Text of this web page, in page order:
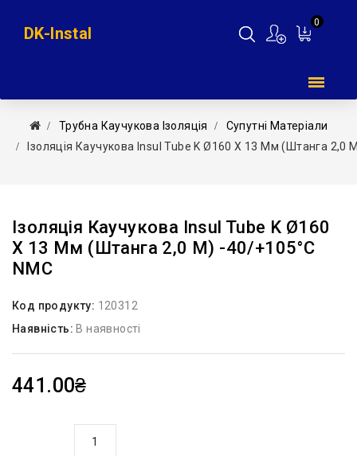
0
DK-Instal
Трубна Каучукова Ізоляція
Супутні Матеріали
Ізоляція Каучукова Insul Tube K Ø160 X 13 Мм (штанга 2,0
Ізоляція Каучукова Insul Tube K Ø160
X 13 Мм (штанга 2,0 М) -40/+105°С
NMC
Код продукту: 120312
Наявність: В наявності
441.00₴